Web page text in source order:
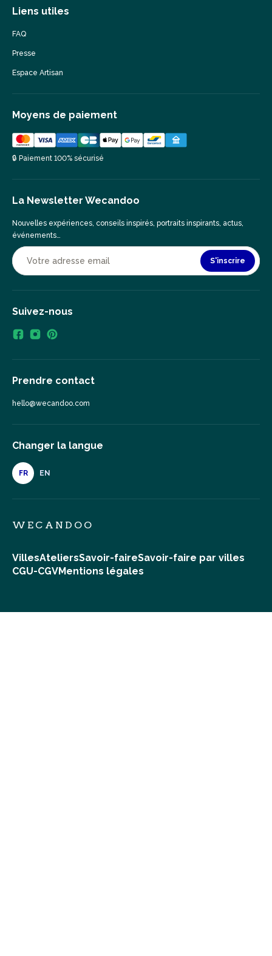
Liens utiles
FAQ
Presse
Espace Artisan
Moyens de paiement
🔒 Paiement 100% sécurisé
La Newsletter Wecandoo
Nouvelles expériences, conseils inspirés, portraits inspirants, actus,
événements…
S'inscrire
Suivez-nous
Prendre contact
hello@wecandoo.com
Changer la langue
FR EN
WECANDOO
VillesAteliersSavoir-faireSavoir-faire par villes
CGU-CGVMentions légales